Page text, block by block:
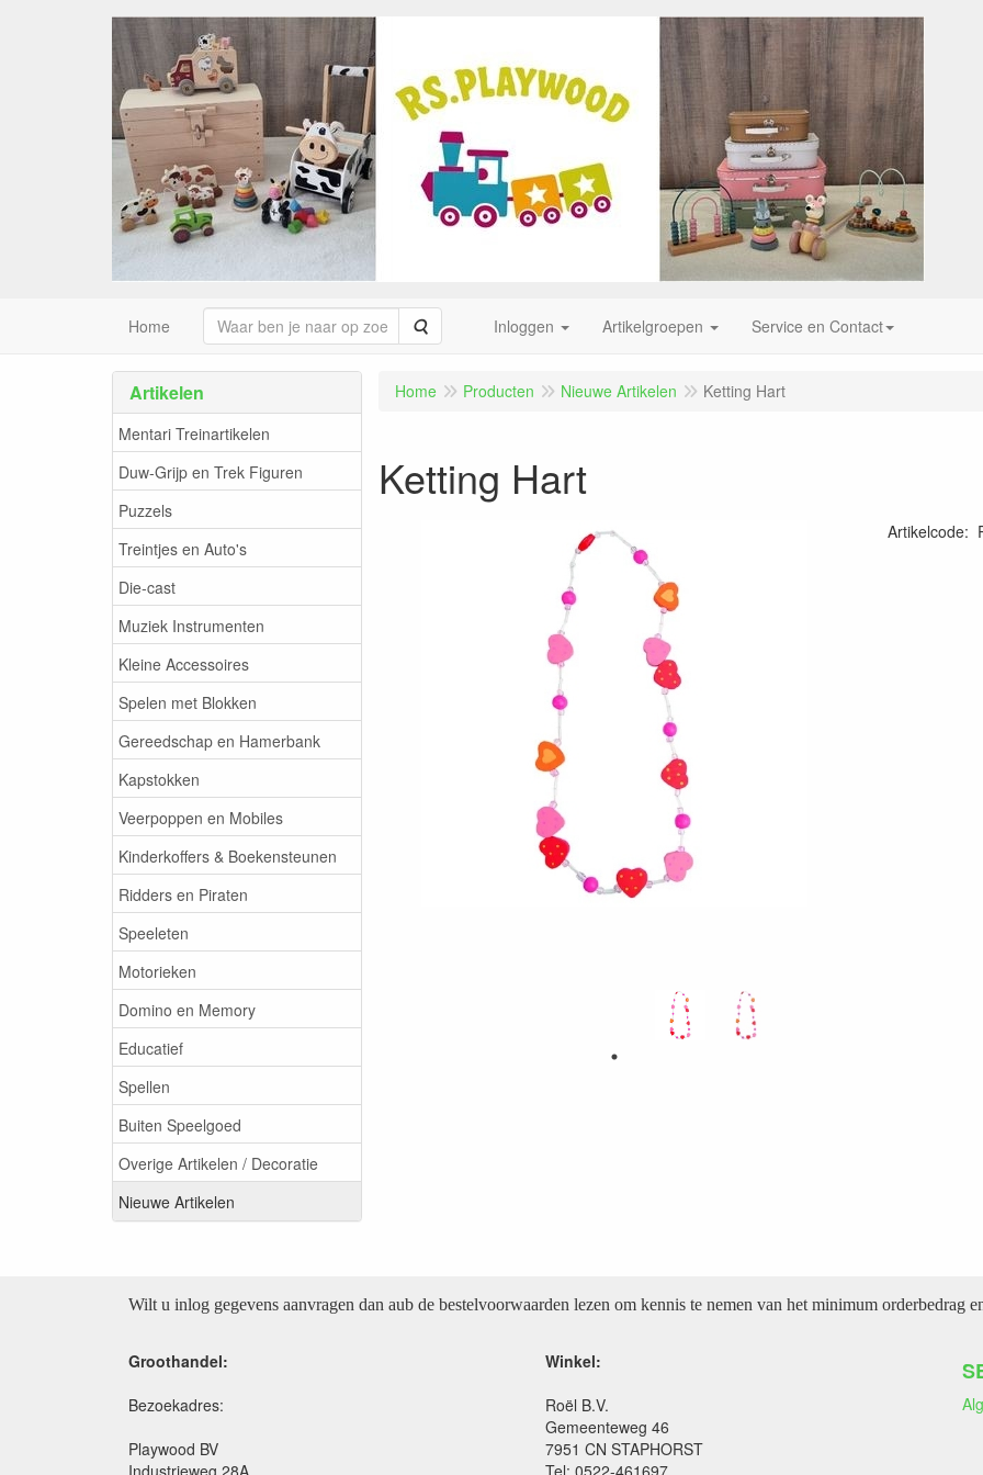
Home Zoeken Inloggen Artikelgroepen Service en Contact
Artikelen
Mentari Treinartikelen
Duw-Grijp en Trek Figuren
Puzzels
Treintjes en Auto's
Die-cast
Muziek Instrumenten
Kleine Accessoires
Spelen met Blokken
Gereedschap en Hamerbank
Kapstokken
Veerpoppen en Mobiles
Kinderkoffers & Boekensteunen
Ridders en Piraten
Speeleten
Motorieken
Domino en Memory
Educatief
Spellen
Buiten Speelgoed
Overige Artikelen / Decoratie
Nieuwe Artikelen
Home Producten Nieuwe Artikelen Ketting Hart
Ketting Hart
Artikelcode:
Wilt u inlog gegevens aanvragen dan aub de bestelvoorwaarden lezen om kennis te nemen van het minimum orderbedrag
Groothandel:
Bezoekadres:
Playwood BV
Industrieweg 28A
Winkel:
Roël B.V.
Gemeenteweg 46
7951 CN STAPHORST
Tel: 0522-461697